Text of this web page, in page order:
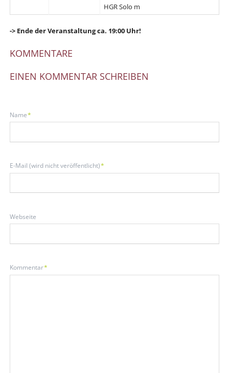
HGR Solo m
-> Ende der Veranstaltung ca. 19:00 Uhr!
KOMMENTARE
EINEN KOMMENTAR SCHREIBEN
Pflichtfeld
Name*
Pflichtfeld
E-Mail (wird nicht veröffentlicht)*
Webseite
Pflichtfeld
Kommentar*